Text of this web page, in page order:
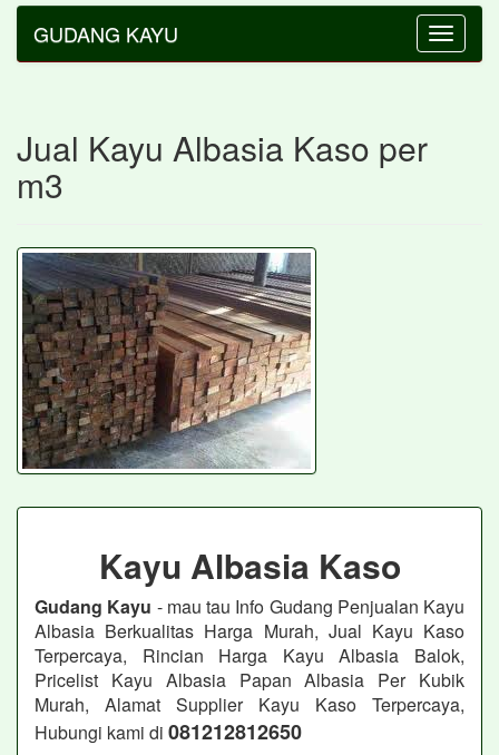
Toggle
GUDANG KAYU
Jual Kayu Albasia Kaso per
m3
Kayu Albasia Kaso
Gudang Kayu - mau tau Info Gudang Penjualan Kayu
Albasia Berkualitas Harga Murah, Jual Kayu Kaso
Terpercaya, Rincian Harga Kayu Albasia Balok,
Pricelist Kayu Albasia Papan Albasia Per Kubik
Murah, Alamat Supplier Kayu Kaso Terpercaya,
Hubungi kami di 081212812650